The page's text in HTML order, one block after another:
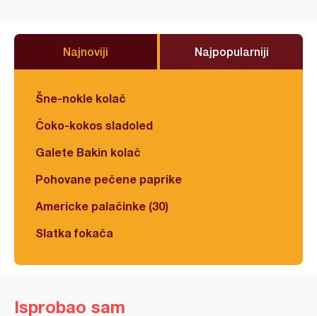
Najnoviji Najpopularniji
Šne-nokle kolač
Čoko-kokos sladoled
Galete Bakin kolač
Pohovane pečene paprike
Americke palačinke (30)
Slatka fokača
Isprobao sam